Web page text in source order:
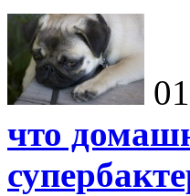
что